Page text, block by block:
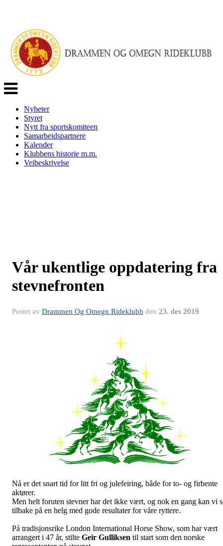
Veksle
navigasjon
Nyheter
Styret
Nytt fra sportskomiteen
Samarbeidspartnere
Kalender
Klubbens historie m.m.
Veibeskrivelse
Vår ukentlige oppdatering fra
stevnefronten
Postet av Drammen Og Omegn Rideklubb den 23. des 2019
Nå er det snart tid for litt fri og julefeiring, både for to- og firbente
aktører.
Men helt foruten stevner har det ikke vært, og nok en gang kan vi
tilbake på en helg med gode resultater for våre ryttere.
På tradisjonsrike London International Horse Show, som har vært
arrangert i 47 år, stilte Geir Gulliksen til start som den norske